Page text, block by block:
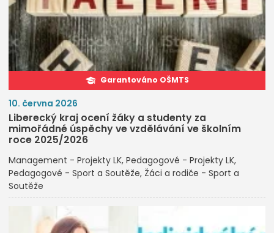
Garantováno OŠMTS
10. června 2026
Liberecký kraj ocení žáky a studenty za
mimořádné úspěchy ve vzdělávání ve školním
roce 2025/2026
Management - Projekty LK Pedagogové - Projekty LK
Pedagogové - Sport a Soutěže Žáci a rodiče - Sport a
Soutěže